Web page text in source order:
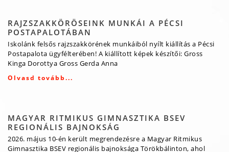
RAJZSZAKKÖRÖSEINK MUNKÁI A PÉCSI
POSTAPALOTÁBAN
Iskolánk felsős rajzszakkörének munkáiból nyílt kiállítás a Pécsi
Postapalota ügyfélterében! A kiállított képek készítői: Gross
Kinga Dorottya Gross Gerda Anna
Olvasd tovább...
MAGYAR RITMIKUS GIMNASZTIKA BSEV
REGIONÁLIS BAJNOKSÁG
2026. május 10-én került megrendezésre a Magyar Ritmikus
Gimnasztika BSEV regionális bajnoksága Törökbálinton, ahol